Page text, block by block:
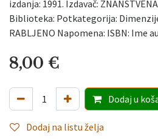
izdanja: 1991. Izdavač:
Biblioteka: Potkategorija:
RABLJENO Napomena: ISBN: Ime
8,00 €
Dodaju
Dodaj na listu želja